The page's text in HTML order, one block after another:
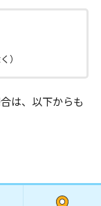
）
は、以下からも